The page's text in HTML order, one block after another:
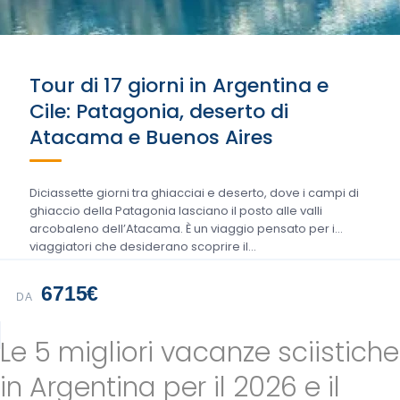
Tour di 17 giorni in Argentina e
Cile: Patagonia, deserto di
Atacama e Buenos Aires
Diciassette giorni tra ghiacciai e deserto, dove i campi di
ghiaccio della Patagonia lasciano il posto alle valli
arcobaleno dell’Atacama. È un viaggio pensato per i
viaggiatori che desiderano scoprire il…
DA 6715€
Le 5 migliori vacanze sciistiche
in Argentina per il 2026 e il